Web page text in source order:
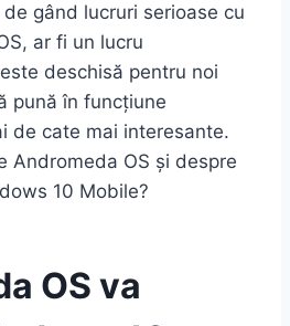
gând lucruri serioase cu
ar fi un lucru
deschisă pentru noi
pună în funcțiune
de cate mai interesante.
Andromeda OS și despre
10 Mobile?
OS va